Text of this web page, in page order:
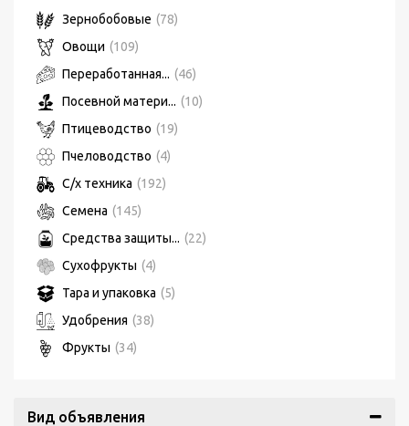
Зернобобовые (78)
Овощи (109)
Переработанная... (46)
Посевной матери... (10)
Птицеводство (19)
Пчеловодство (4)
С/х техника (192)
Семена (145)
Средства защиты... (22)
Сухофрукты (4)
Тара и упаковка (5)
Удобрения (38)
Фрукты (34)
Вид объявления